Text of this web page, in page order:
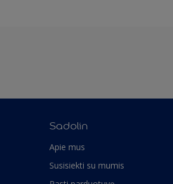
Sadolin
Apie mus
Susisiekti su mumis